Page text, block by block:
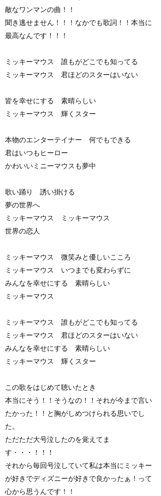
敵なワンマンの曲！！
聞き逃せません！！！なかでも歌詞！！本当に
最高なんです！！！
ミッキーマウス 誰もがどこでも知ってる
ミッキーマウス 君ほどのスターはいない
皆を幸せにする 素晴らしい
ミッキーマウス 輝くスター
本物のエンターテイナー 何でもできる
君はいつもヒーロー
かわいいミニーマウスも夢中
歌い踊り 誘い掛ける
夢の世界へ
ミッキーマウス ミッキーマウス
世界の恋人
ミッキーマウス 微笑みと優しいこころ
ミッキーマウス いつまでも変わらずに
みんなを幸せにする 素晴らしい
ミッキーマウス
ミッキーマウス 誰もがどこでも知ってる
ミッキーマウス 君ほどのスターはいない
みんなを幸せにする 素晴らしい
ミッキーマウス 輝くスター
この歌をはじめて聴いたとき
本当にそう！！そうなの！！それが今まで言い
たかった！！と胸がしめつけられる思いでし
た。
ただただ大号泣したのを覚えてま
す・・・！！！
それから毎回号泣していて私は本当にミッキー
が好きでディズニーが好きで良かったぁ！って
心から思うんです！！